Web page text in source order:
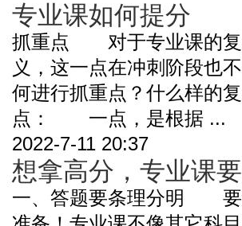
专业课如何提分
抓重点 对于专业课的复
义，这一点在冲刺阶段
何进行抓重点？什么样的
点： 一点，是根据 ...
2022-7-11 20:37
想拿高分，专业课
一、答题要条理分明 要